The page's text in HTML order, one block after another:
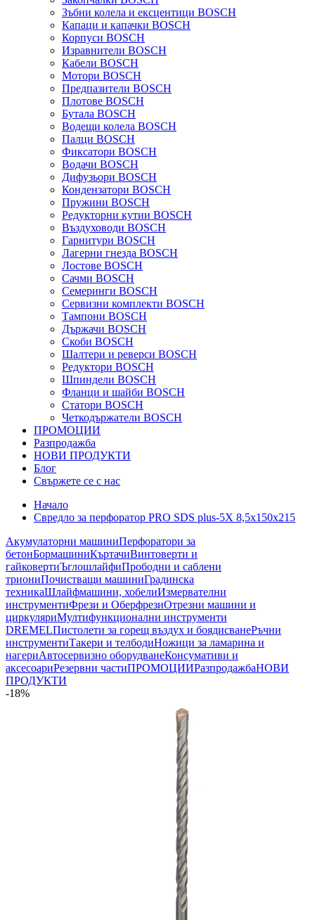
Зъбни колела и ексцентици BOSCH
Капаци и капачки BOSCH
Корпуси BOSCH
Изравнители BOSCH
Кабели BOSCH
Мотори BOSCH
Предпазители BOSCH
Плотове BOSCH
Бутала BOSCH
Водещи колела BOSCH
Палци BOSCH
Фиксатори BOSCH
Водачи BOSCH
Дифузьори BOSCH
Кондензатори BOSCH
Пружини BOSCH
Редукторни кутии BOSCH
Въздуховоди BOSCH
Гарнитури BOSCH
Лагерни гнезда BOSCH
Лостове BOSCH
Сачми BOSCH
Семеринги BOSCH
Сервизни комплекти BOSCH
Тампони BOSCH
Държачи BOSCH
Скоби BOSCH
Шалтери и реверси BOSCH
Редуктори BOSCH
Шпиндели BOSCH
Фланци и шайби BOSCH
Статори BOSCH
Четкодържатели BOSCH
ПРОМОЦИИ
Разпродажба
НОВИ ПРОДУКТИ
Блог
Свържете се с нас
Начало
Свредло за перфоратор PRO SDS plus-5X 8,5x150x215
Акумулаторни машиниПерфоратори за
бетонБормашиниКъртачиВинтоверти и
гайковертиЪглошлайфиПрободни и саблени
триониПочистващи машиниГрадинска
техникаШлайфмашини, хобелиИзмервателни
инструментиФрези и ОберфрезиОтрезни машини и
циркуляриМултифункционални инструменти
DREMELПистолети за горещ въздух и боядисванеРъчни
инструментиТакери и телбодиНожици за ламарина и
нагериАвтосервизно оборудванеКонсумативи и
аксесоариРезервни частиПРОМОЦИИРазпродажбаНОВИ
ПРОДУКТИ
-18%